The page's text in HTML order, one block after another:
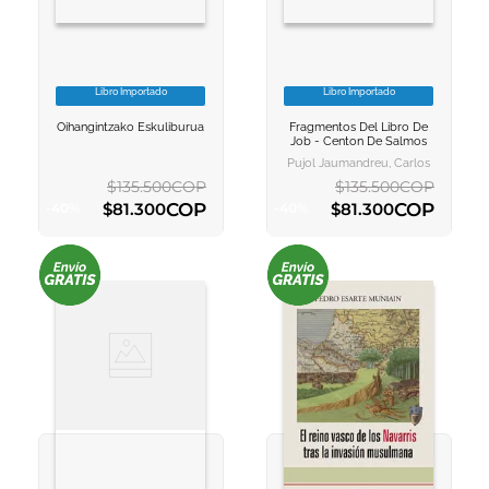
VER INFORMACION
Libro Importado
Oihangintzako Eskuliburua
$135.500COP
$81.300COP
AGREGAR AL CARRITO
VER INFORMACION
AGREGAR AL
Libro Importado
Fragmentos Del Libro De
Job - Centon De Salmos
Pujol Jaumandreu, Carlos
$135.500COP
$81.300COP
AGREGAR AL CARRITO